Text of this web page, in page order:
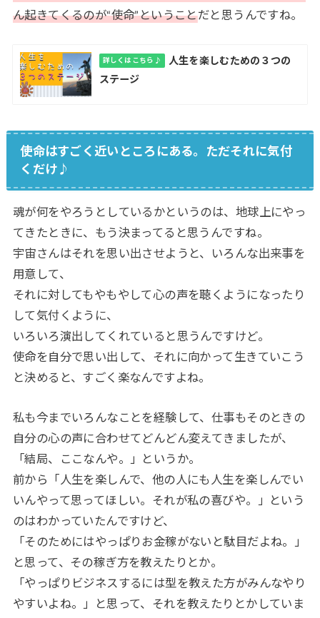
ん起きてくるのが“使命”ということだと思うんですね。
詳しくはこちら♪
人生を楽しむための３つの
ステージ
使命はすごく近いところにある。ただそれに気付
くだけ♪
魂が何をやろうとしているかというのは、地球上にやっ
てきたときに、もう決まってると思うんですね。
宇宙さんはそれを思い出させようと、いろんな出来事を
用意して、
それに対してもやもやして心の声を聴くようになったり
して気付くように、
いろいろ演出してくれていると思うんですけど。
使命を自分で思い出して、それに向かって生きていこう
と決めると、すごく楽なんですよね。
私も今までいろんなことを経験して、仕事もそのときの
自分の心の声に合わせてどんどん変えてきましたが、
「結局、ここなんや。」というか。
前から「人生を楽しんで、他の人にも人生を楽しんでい
いんやって思ってほしい。それが私の喜びや。」という
のはわかっていたんですけど、
「そのためにはやっぱりお金稼がないと駄目だよね。」
と思って、その稼ぎ方を教えたりとか。
「やっぱりビジネスするには型を教えた方がみんなやり
やすいよね。」と思って、それを教えたりとかしていま